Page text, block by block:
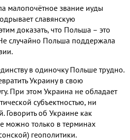
малопочётное звание иуды
славянскую
доказать, что Польша – это
случайно Польша поддержала
.
в одиночку Польше трудно.
Украину в свою
. При этом Украина не обладает
субъектностью, ни
. Говорить об Украине как
можно только в терминах
) геополитики.